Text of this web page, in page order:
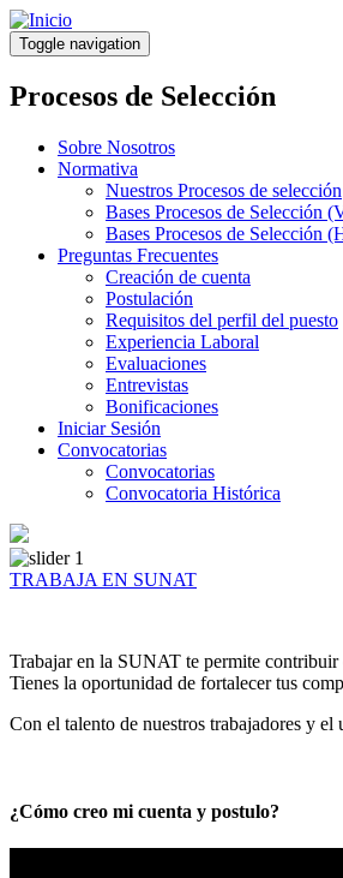
Pasar
al
contenido
principal
Toggle navigation
Procesos de Selección
Sobre Nosotros
Normativa
Nuestros Procesos de selección
Bases Procesos de Selección
Bases Procesos de Selección
Preguntas Frecuentes
Creación de cuenta
Postulación
Requisitos del perfil del puesto
Experiencia Laboral
Evaluaciones
Entrevistas
Bonificaciones
Iniciar Sesión
Convocatorias
Convocatorias
Convocatoria Histórica
TRABAJA EN SUNAT
Trabajar en la SUNAT te permite contribuir
Tienes la oportunidad de fortalecer tus
Con el talento de nuestros trabajadores y
¿Cómo creo mi cuenta y postulo?